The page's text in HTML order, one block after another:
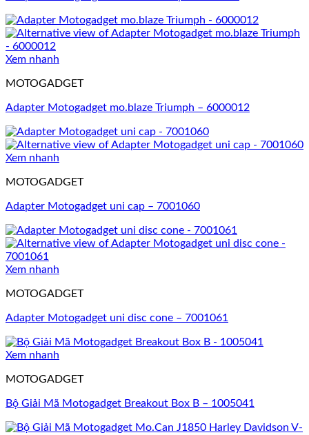
Xem nhanh
MOTOGADGET
Adapter Motogadget mo.blaze Triumph – 6000012
Xem nhanh
MOTOGADGET
Adapter Motogadget uni cap – 7001060
Xem nhanh
MOTOGADGET
Adapter Motogadget uni disc cone – 7001061
Xem nhanh
MOTOGADGET
Bộ Giải Mã Motogadget Breakout Box B – 1005041